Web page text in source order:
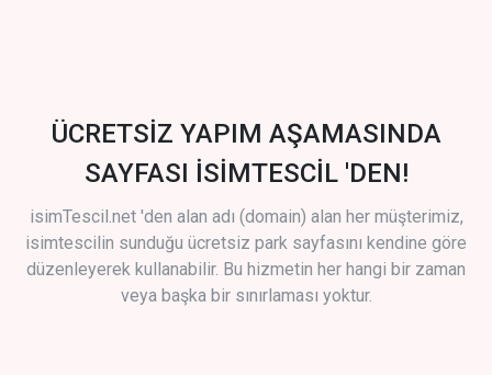
ÜCRETSİZ YAPIM AŞAMASINDA
SAYFASI İSİMTESCİL 'DEN!
isimTescil.net 'den alan adı (domain) alan her müşterimiz,
isimtescilin sunduğu ücretsiz park sayfasını kendine göre
düzenleyerek kullanabilir. Bu hizmetin her hangi bir zaman
veya başka bir sınırlaması yoktur.